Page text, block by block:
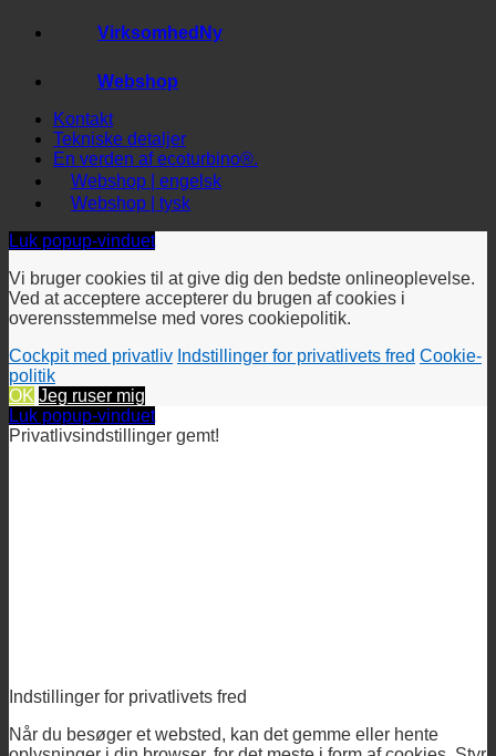
Webshop
Kontakt
Tekniske detaljer
En verden af ecoturbino®.
Webshop | engelsk
Webshop | tysk
Luk popup-vinduet
Vi bruger cookies til at give dig den bedste onlineoplevelse.
Ved at acceptere accepterer du brugen af cookies i
overensstemmelse med vores cookiepolitik.
Cockpit med privatliv
Indstillinger for privatlivets fred
politik
OK Jeg ruser mig
Luk popup-vinduet
Privatlivsindstillinger gemt!
Indstillinger for privatlivets fred
Når du besøger et websted, kan det gemme eller hente